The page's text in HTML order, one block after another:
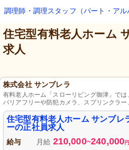
調理師・調理スタッフ（パート・アル
住宅型有料老人ホーム
求人
株式会社 サンブレラ
有料老人ホーム「スローリビング御津」では
バリアフリーや防犯カメラ、スプリンクラ
様とそのご家族が笑顔で幸せに過ごせるよ
住宅型有料老人ホーム サンブレ
ーの正社員求人
給与 月給 210,000~240,000円